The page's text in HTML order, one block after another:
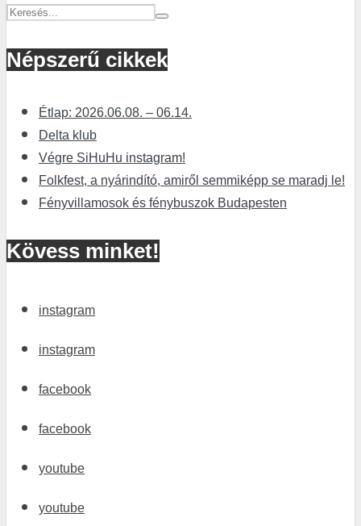
Népszerű cikkek
Étlap: 2026.06.08. – 06.14.
Delta klub
Végre SiHuHu instagram!
Folkfest, a nyárindító, amiről semmiképp se maradj le!
Fényvillamosok és fénybuszok Budapesten
Kövess minket!
instagram
instagram
facebook
facebook
youtube
youtube